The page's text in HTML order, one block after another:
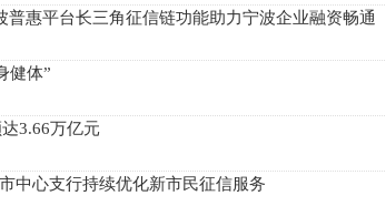
普惠平台长三角征信链功能助力宁波企业融资畅通
健体”
3.66万亿元
中心支行持续优化新市民征信服务